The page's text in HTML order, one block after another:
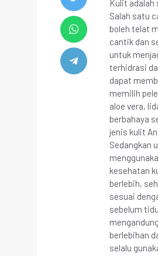
Kulit adalah
Salah satu
boleh telat
cantik dan
untuk
terhidrasi
dapat
memilih
aloe vera,
berbahaya
jenis kulit
Sedangkan
kesehatan
berlebih,
sesuai
sebelum
berlebihan
selalu